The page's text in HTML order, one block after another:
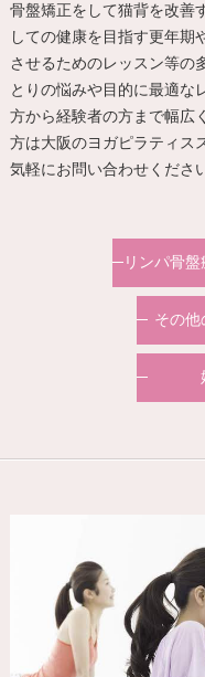
骨盤矯正をして猫背を改善
しての健康を目指す更年期
させるためのレッスン等の
とりの悩みや目的に最適な
方から経験者の方まで幅広
方は大阪のヨガピラティス
気軽にお問い合わせくださ
リンパ骨盤
その他